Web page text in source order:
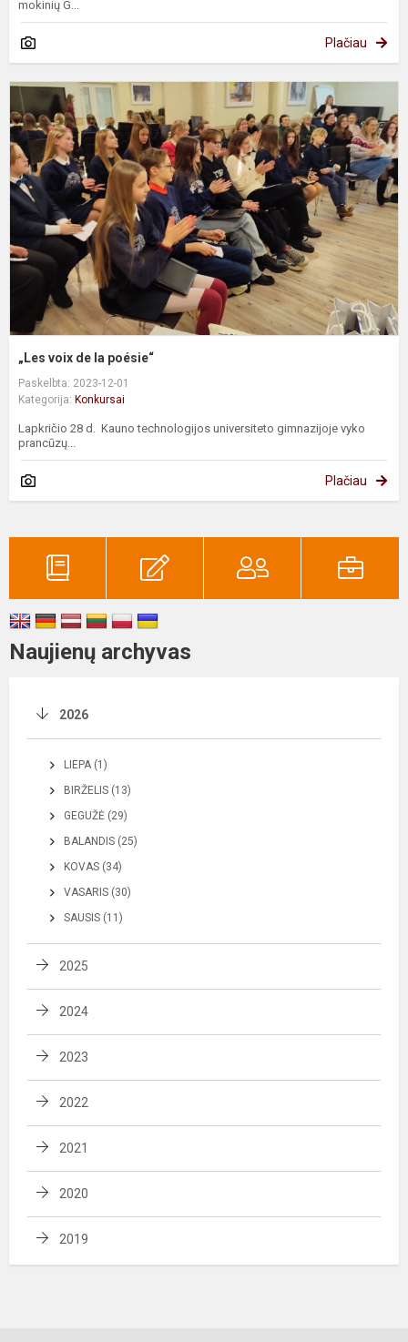
mokinių G...
Plačiau
„Les voix de la poésie“
Paskelbta: 2023-12-01
Kategorija: Konkursai
Lapkričio 28 d. Kauno technologijos universiteto gimnazijoje vyko
prancūzų...
Plačiau
Naujienų archyvas
2026
LIEPA (1)
BIRŽELIS (13)
GEGUŽĖ (29)
BALANDIS (25)
KOVAS (34)
VASARIS (30)
SAUSIS (11)
2025
2024
2023
2022
2021
2020
2019